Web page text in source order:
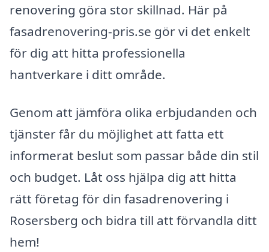
renovering göra stor skillnad. Här på
fasadrenovering-pris.se gör vi det enkelt
för dig att hitta professionella
hantverkare i ditt område.
Genom att jämföra olika erbjudanden och
tjänster får du möjlighet att fatta ett
informerat beslut som passar både din stil
och budget. Låt oss hjälpa dig att hitta
rätt företag för din fasadrenovering i
Rosersberg och bidra till att förvandla ditt
hem!